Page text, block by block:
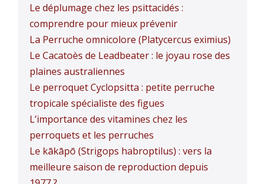
Le déplumage chez les psittacidés :
comprendre pour mieux prévenir
La Perruche omnicolore (Platycercus eximius)
Le Cacatoès de Leadbeater : le joyau rose des
plaines australiennes
Le perroquet Cyclopsitta : petite perruche
tropicale spécialiste des figues
L’importance des vitamines chez les
perroquets et les perruches
Le kākāpō (Strigops habroptilus) : vers la
meilleure saison de reproduction depuis